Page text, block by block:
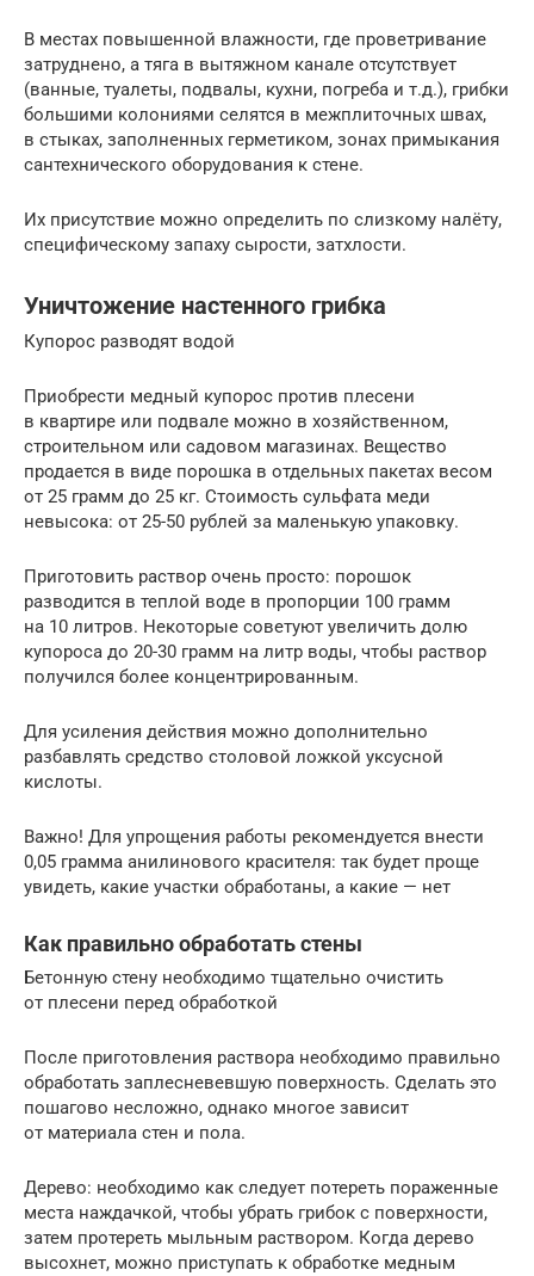
В местах повышенной влажности, где проветривание
затруднено, а тяга в вытяжном канале отсутствует
(ванные, туалеты, подвалы, кухни, погреба и т.д.), грибки
большими колониями селятся в межплиточных швах,
в стыках, заполненных герметиком, зонах примыкания
сантехнического оборудования к стене.
Их присутствие можно определить по слизкому налёту,
специфическому запаху сырости, затхлости.
Уничтожение настенного грибка
Купорос разводят водой
Приобрести медный купорос против плесени
в квартире или подвале можно в хозяйственном,
строительном или садовом магазинах. Вещество
продается в виде порошка в отдельных пакетах весом
от 25 грамм до 25 кг. Стоимость сульфата меди
невысока: от 25-50 рублей за маленькую упаковку.
Приготовить раствор очень просто: порошок
разводится в теплой воде в пропорции 100 грамм
на 10 литров. Некоторые советуют увеличить долю
купороса до 20-30 грамм на литр воды, чтобы раствор
получился более концентрированным.
Для усиления действия можно дополнительно
разбавлять средство столовой ложкой уксусной
кислоты.
Важно! Для упрощения работы рекомендуется внести
0,05 грамма анилинового красителя: так будет проще
увидеть, какие участки обработаны, а какие — нет
Как правильно обработать стены
Бетонную стену необходимо тщательно очистить
от плесени перед обработкой
После приготовления раствора необходимо правильно
обработать заплесневевшую поверхность. Сделать это
пошагово несложно, однако многое зависит
от материала стен и пола.
Дерево: необходимо как следует потереть пораженные
места наждачкой, чтобы убрать грибок с поверхности,
затем протереть мыльным раствором. Когда дерево
высохнет, можно приступать к обработке медным